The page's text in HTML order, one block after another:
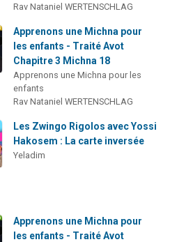
Rav Nataniel WERTENSCHLAG
Apprenons une Michna pour
les enfants - Traité Avot
Chapitre 3 Michna 18
Apprenons une Michna pour les
enfants
Rav Nataniel WERTENSCHLAG
Les Zwingo Rigolos avec Yossi
Hakosem : La carte inversée
Yeladim
Apprenons une Michna pour
les enfants - Traité Avot